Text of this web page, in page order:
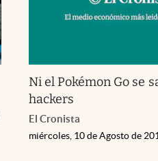
Ni el Pokémon Go se
hackers
El Cronista
miércoles, 10 de Agosto de